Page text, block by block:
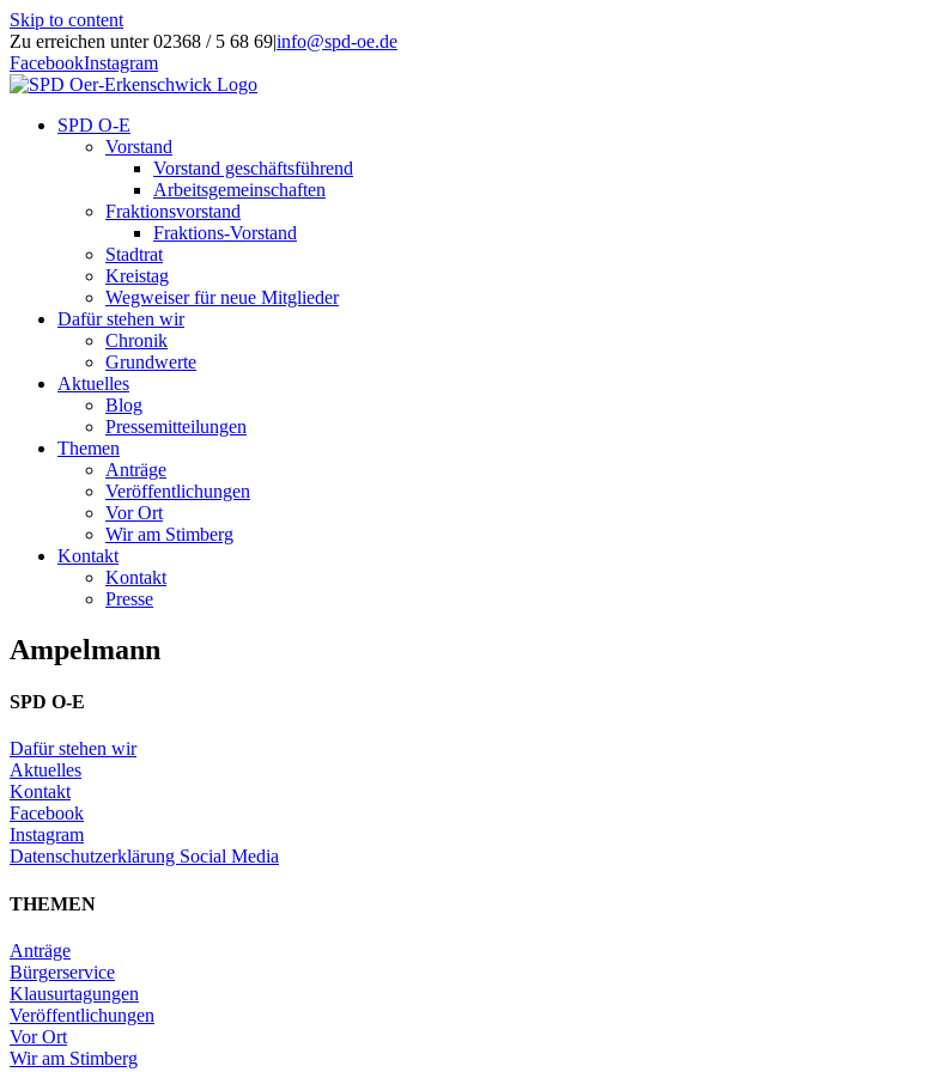
Skip to content
Zu erreichen unter 02368 / 5 68 69|info@spd-oe.de
FacebookInstagram
SPD O-E
Vorstand
Vorstand geschäftsführend
Arbeitsgemeinschaften
Fraktionsvorstand
Fraktions-Vorstand
Stadtrat
Kreistag
Wegweiser für neue Mitglieder
Dafür stehen wir
Chronik
Grundwerte
Aktuelles
Blog
Pressemitteilungen
Themen
Anträge
Veröffentlichungen
Vor Ort
Wir am Stimberg
Kontakt
Kontakt
Presse
Ampelmann
SPD O-E
Dafür stehen wir
Aktuelles
Kontakt
Facebook
Instagram
Datenschutzerklärung Social Media
THEMEN
Anträge
Bürgerservice
Klausurtagungen
Veröffentlichungen
Vor Ort
Wir am Stimberg